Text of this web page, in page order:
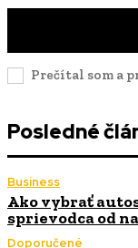
Prečítal som a
Posledné
Business
Ako vybrať
sprievodca od
Doporučené